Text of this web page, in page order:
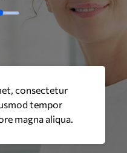
consectetur
tempor
magna aliqua.